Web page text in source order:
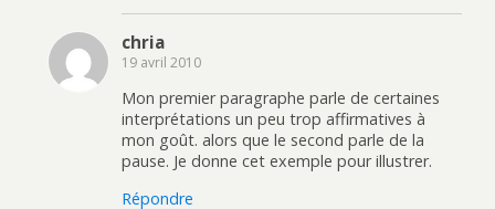
chria
19 avril 2010
Mon premier paragraphe parle de certaines
interprétations un peu trop affirmatives à
mon goût. alors que le second parle de la
pause. Je donne cet exemple pour illustrer.
Répondre